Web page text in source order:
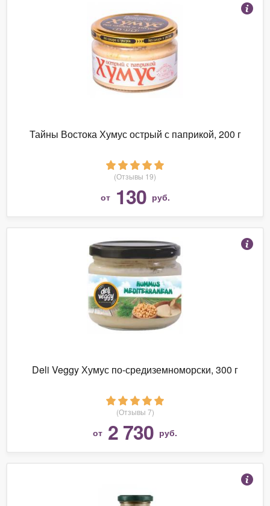
Тайны Востока Хумус острый с паприкой, 200 г
(Отзывы 19)
от 130 руб.
Deli Veggy Хумус по-средиземноморски, 300 г
(Отзывы 7)
от 2 730 руб.